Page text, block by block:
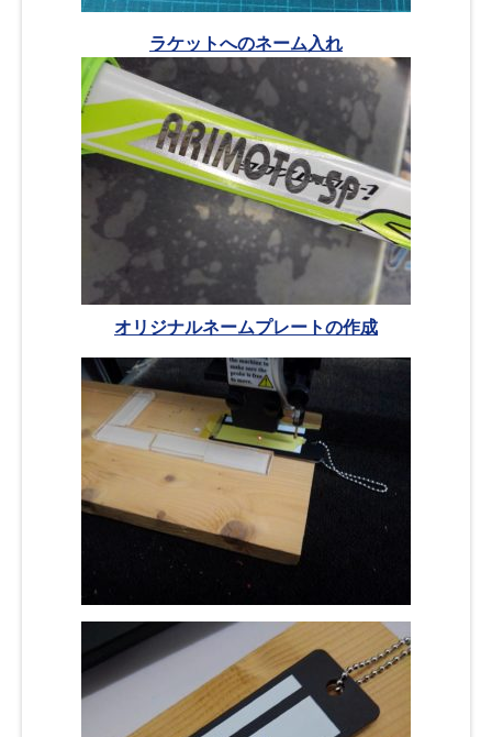
ラケットへのネーム入れ
オリジナルネームプレートの作成